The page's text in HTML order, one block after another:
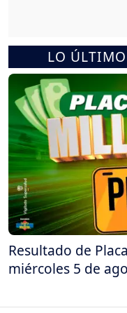
LO
Resultado de
miércoles 5 de